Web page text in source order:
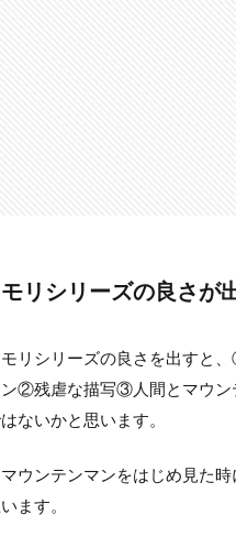
リシリーズの良さが
リシリーズの良さを出すと
ン②残虐な描写③人間とマウン
ないかと思います。
ウンテンマンをはじめ見た時
ます。